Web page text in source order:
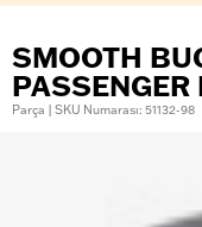
SMOOTH
Parça | SKU Numarası: 51132-98